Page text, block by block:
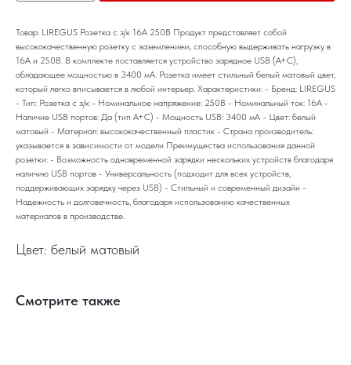
Товар: LIREGUS Розетка с з/к 16А 250В Продукт представляет собой
высококачественную розетку с заземлением, способную выдерживать нагрузку в
16А и 250В. В комплекте поставляется устройство зарядное USB (A+C),
обладающее мощностью в 3400 мА. Розетка имеет стильный белый матовый цвет,
который легко вписывается в любой интерьер. Характеристики: - Бренд: LIREGUS
- Тип: Розетка с з/к - Номинальное напряжение: 250В - Номинальный ток: 16А -
Наличие USB портов: Да (тип A+C) - Мощность USB: 3400 мА - Цвет: белый
матовый - Материал: высококачественный пластик - Страна производитель:
указывается в зависимости от модели Преимущества использования данной
розетки: - Возможность одновременной зарядки нескольких устройств благодаря
наличию USB портов - Универсальность (подходит для всех устройств,
поддерживающих зарядку через USB) - Стильный и современный дизайн -
Надежность и долговечность, благодаря использованию качественных
материалов в производстве.
Цвет: белый матовый
Смотрите также